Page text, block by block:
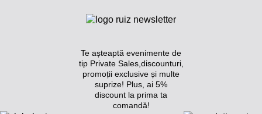
Te așteaptă evenimente de
tip Private Sales,discounturi,
promoții exclusive și multe
suprize! Plus, ai 5%
discount la prima ta
comandă!